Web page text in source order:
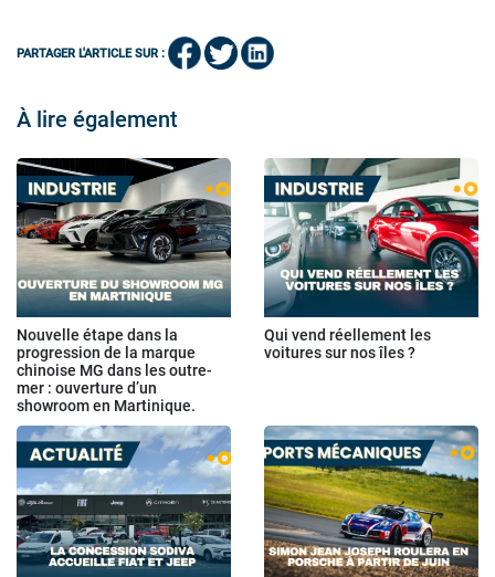
PARTAGER L'ARTICLE SUR :
À lire également
Nouvelle étape dans la
progression de la marque
chinoise MG dans les outre-
mer : ouverture d’un
showroom en Martinique.
Qui vend réellement les
voitures sur nos îles ?